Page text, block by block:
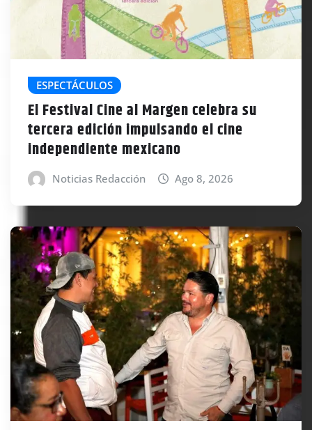
ESPECTÁCULOS
El Festival Cine al Margen celebra su
tercera edición impulsando el cine
independiente mexicano
Noticias Redacción Ago 8, 2026